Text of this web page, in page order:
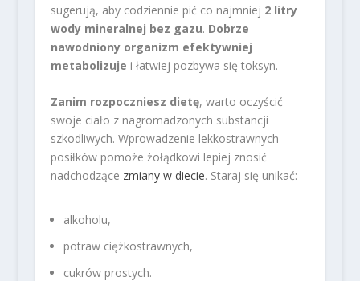
sugerują, aby codziennie pić co najmniej 2 litry
wody mineralnej bez gazu. Dobrze
nawodniony organizm efektywniej
metabolizuje i łatwiej pozbywa się toksyn.
Zanim rozpoczniesz dietę, warto oczyścić
swoje ciało z nagromadzonych substancji
szkodliwych. Wprowadzenie lekkostrawnych
posiłków pomoże żołądkowi lepiej znosić
nadchodzące zmiany w diecie. Staraj się unikać:
alkoholu,
potraw ciężkostrawnych,
cukrów prostych.